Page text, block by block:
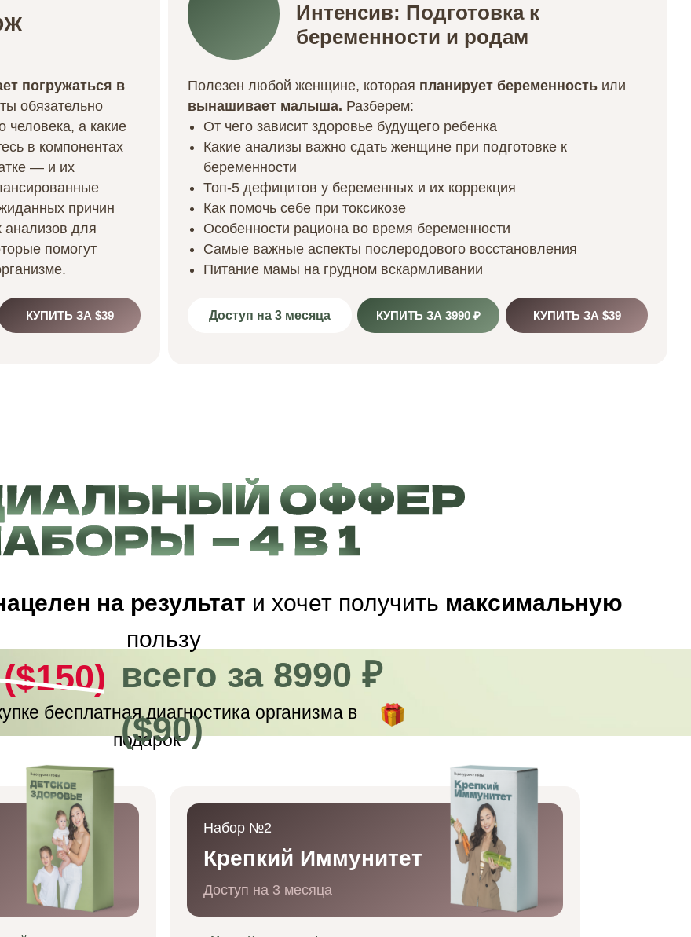
КУПИТЬ ЗА $39
погружаться в
обязательно
человека, а какие
в компонентах
— и их
причин
анализов для
помогут
Интенсив: Подготовка к
беременности и родам
Полезен любой женщине, которая планирует беременность или
вынашивает малыша. Разберем:
От чего зависит здоровье будущего ребенка
Какие анализы важно сдать женщине при подготовке к
беременности
Топ-5 дефицитов у беременных и их коррекция
Как помочь себе при токсикозе
Особенности рациона во время беременности
Самые важные аспекты послеродового восстановления
Питание мамы на грудном вскармливании
Доступ на 3 месяца КУПИТЬ ЗА 3990 ₽ КУПИТЬ ЗА $39
на результат и хочет получить максимальную
пользу
Крепкий Иммунитет
Набор №2
Доступ на 3 месяца
бесплатная диагностика организмав
подарок
всего за 8990 ₽
($90)